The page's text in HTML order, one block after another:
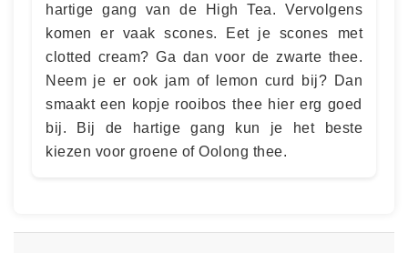
hartige gang van de High Tea. Vervolgens
komen er vaak scones. Eet je scones met
clotted cream? Ga dan voor de zwarte thee.
Neem je er ook jam of lemon curd bij? Dan
smaakt een kopje rooibos thee hier erg goed
bij. Bij de hartige gang kun je het beste
kiezen voor groene of Oolong thee.